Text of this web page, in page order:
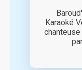
Karaoké
chanteuse